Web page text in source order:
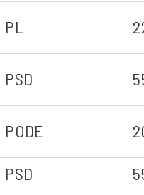
PL
PSD
PODE
PSD